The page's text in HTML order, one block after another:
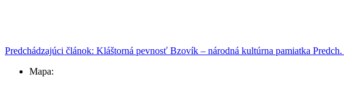
Predchádzajúci článok: Kláštorná pevnosť Bzovík – národná kultúrna pamiatka Predch.
Mapa: